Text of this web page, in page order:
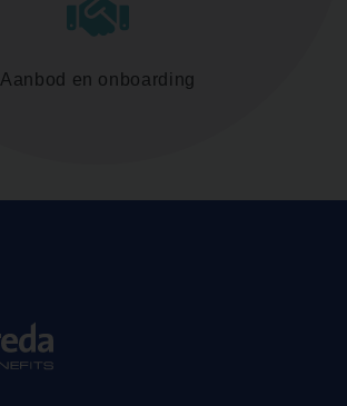
Aanbod en onboarding